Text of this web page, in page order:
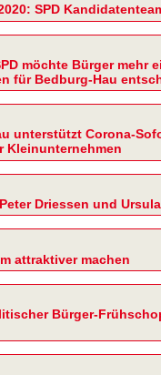
SPD
möchte Bürger mehr
für Bedburg-Hau
unterstützt Corona-
Kleinunternehmen
Driessen und
attraktiver machen
Bürger-